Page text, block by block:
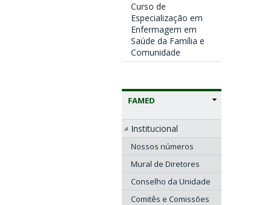
Curso de
Especialização em
Enfermagem em
Saúde da Família e
Comunidade
FAMED
Institucional
Nossos números
Mural de Diretores
Conselho da Unidade
Comitês e Comissões